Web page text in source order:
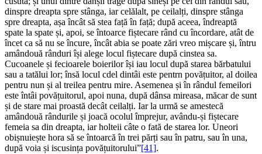
dinspre dreapta spre stânga, iar celălalt, pe ceilalți, dinspre stânga
spre dreapta, așa încât să stea față în față; după aceea, îndreaptă
spate la spate și, apoi, se întoarce fiștecare rând cu încordare, atât de
încet ca să nu se încure, încât abia se poate zări vreo mișcare și, întru
amândouă rânduri își alege locul fiștecare după cinstea sa.
Cucoanele și fecioarele boierilor își iau locul după starea bărbatului
sau a tatălui lor; însă locul cdel dintâi este pentrn povățuitor, al doilea
pentru nun și al treilea pentru mire. Asemenea și în rândul femeilori
este întâi povățuitorul, apoi nuna, după dânsa mireasa, măcar de sunt
și de stare mai proastă decât ceilalți. Iar la urmă se amestecă
amândouă rândurile și joacă ocolul împrejur, avându-și fiștecare
femeia sa din dreapta, iar holteii câte o fată de starea lor. Uneori
obișnuiește hora să se întoarcă în trei părți sau în patru, sau în una,
după voia și iscusința povățuitorului”[41].